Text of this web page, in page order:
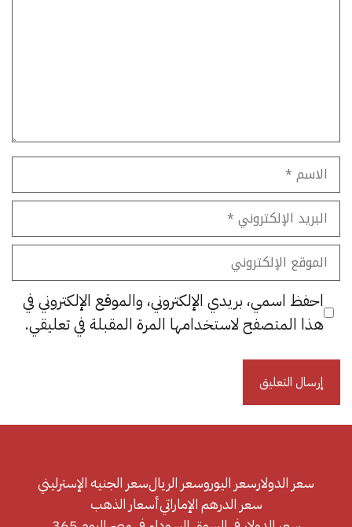
الاسم
البريد
الإلكتروني
الموقع
الإلكتروني
احفظ اسمي، بريدي الإلكتروني، والموقع الإلكتروني في
هذا المتصفح لاستخدامها المرة المقبلة في تعليقي.
سعر الدولارسعر اليوروسعر الريالسعر الجنيه الإسترليني
سعر الدرهم الإماراتيأسعار الذهب